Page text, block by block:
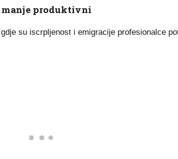
produktivni
su iscrpljenost i emigracije profesionalce